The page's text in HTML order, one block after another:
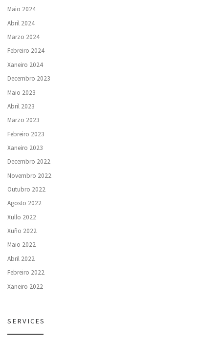
Maio 2024
Abril 2024
Marzo 2024
Febreiro 2024
Xaneiro 2024
Decembro 2023
Maio 2023
Abril 2023
Marzo 2023
Febreiro 2023
Xaneiro 2023
Decembro 2022
Novembro 2022
Outubro 2022
Agosto 2022
Xullo 2022
Xuño 2022
Maio 2022
Abril 2022
Febreiro 2022
Xaneiro 2022
SERVICES